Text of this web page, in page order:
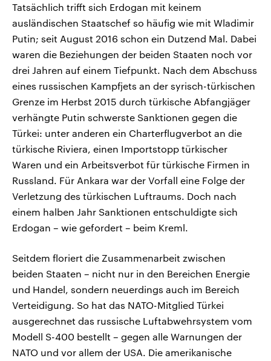
Tatsächlich trifft sich Erdogan mit keinem
ausländischen Staatschef so häufig wie mit Wladimir
Putin; seit August 2016 schon ein Dutzend Mal. Dabei
waren die Beziehungen der beiden Staaten noch vor
drei Jahren auf einem Tiefpunkt. Nach dem Abschuss
eines russischen Kampfjets an der syrisch-türkischen
Grenze im Herbst 2015 durch türkische Abfangjäger
verhängte Putin schwerste Sanktionen gegen die
Türkei: unter anderen ein Charterflugverbot an die
türkische Riviera, einen Importstopp türkischer
Waren und ein Arbeitsverbot für türkische Firmen in
Russland. Für Ankara war der Vorfall eine Folge der
Verletzung des türkischen Luftraums. Doch nach
einem halben Jahr Sanktionen entschuldigte sich
Erdogan – wie gefordert – beim Kreml.
Seitdem floriert die Zusammenarbeit zwischen
beiden Staaten – nicht nur in den Bereichen Energie
und Handel, sondern neuerdings auch im Bereich
Verteidigung. So hat das NATO-Mitglied Türkei
ausgerechnet das russische Luftabwehrsystem vom
Modell S-400 bestellt – gegen alle Warnungen der
NATO und vor allem der USA. Die amerikanische